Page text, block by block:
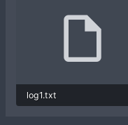
log1.txt